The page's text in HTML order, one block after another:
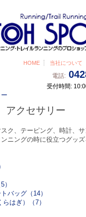
HOME 当社について
電話:
受付時間:
アクセサリー
ク、テーピング、時計、
ニングの時に役立つグッ
バッグ（14）
はぎ）（7）